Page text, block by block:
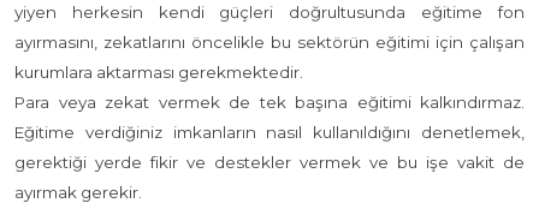
yiyen herkesin kendi güçleri doğrultusunda eğitime fon
ayırmasını, zekatlarını öncelikle bu sektörün eğitimi için çalışan
kurumlara aktarması gerekmektedir.
Para veya zekat vermek de tek başına eğitimi kalkındırmaz.
Eğitime verdiğiniz imkanların nasıl kullanıldığını denetlemek,
gerektiği yerde fikir ve destekler vermek ve bu işe vakit de
ayırmak gerekir.